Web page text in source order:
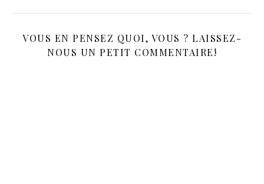
VOUS EN PENSEZ QUOI, VOUS ? LAISSEZ-
NOUS UN PETIT COMMENTAIRE!